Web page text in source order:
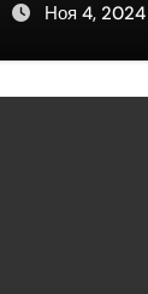
Ноя 4, 2024